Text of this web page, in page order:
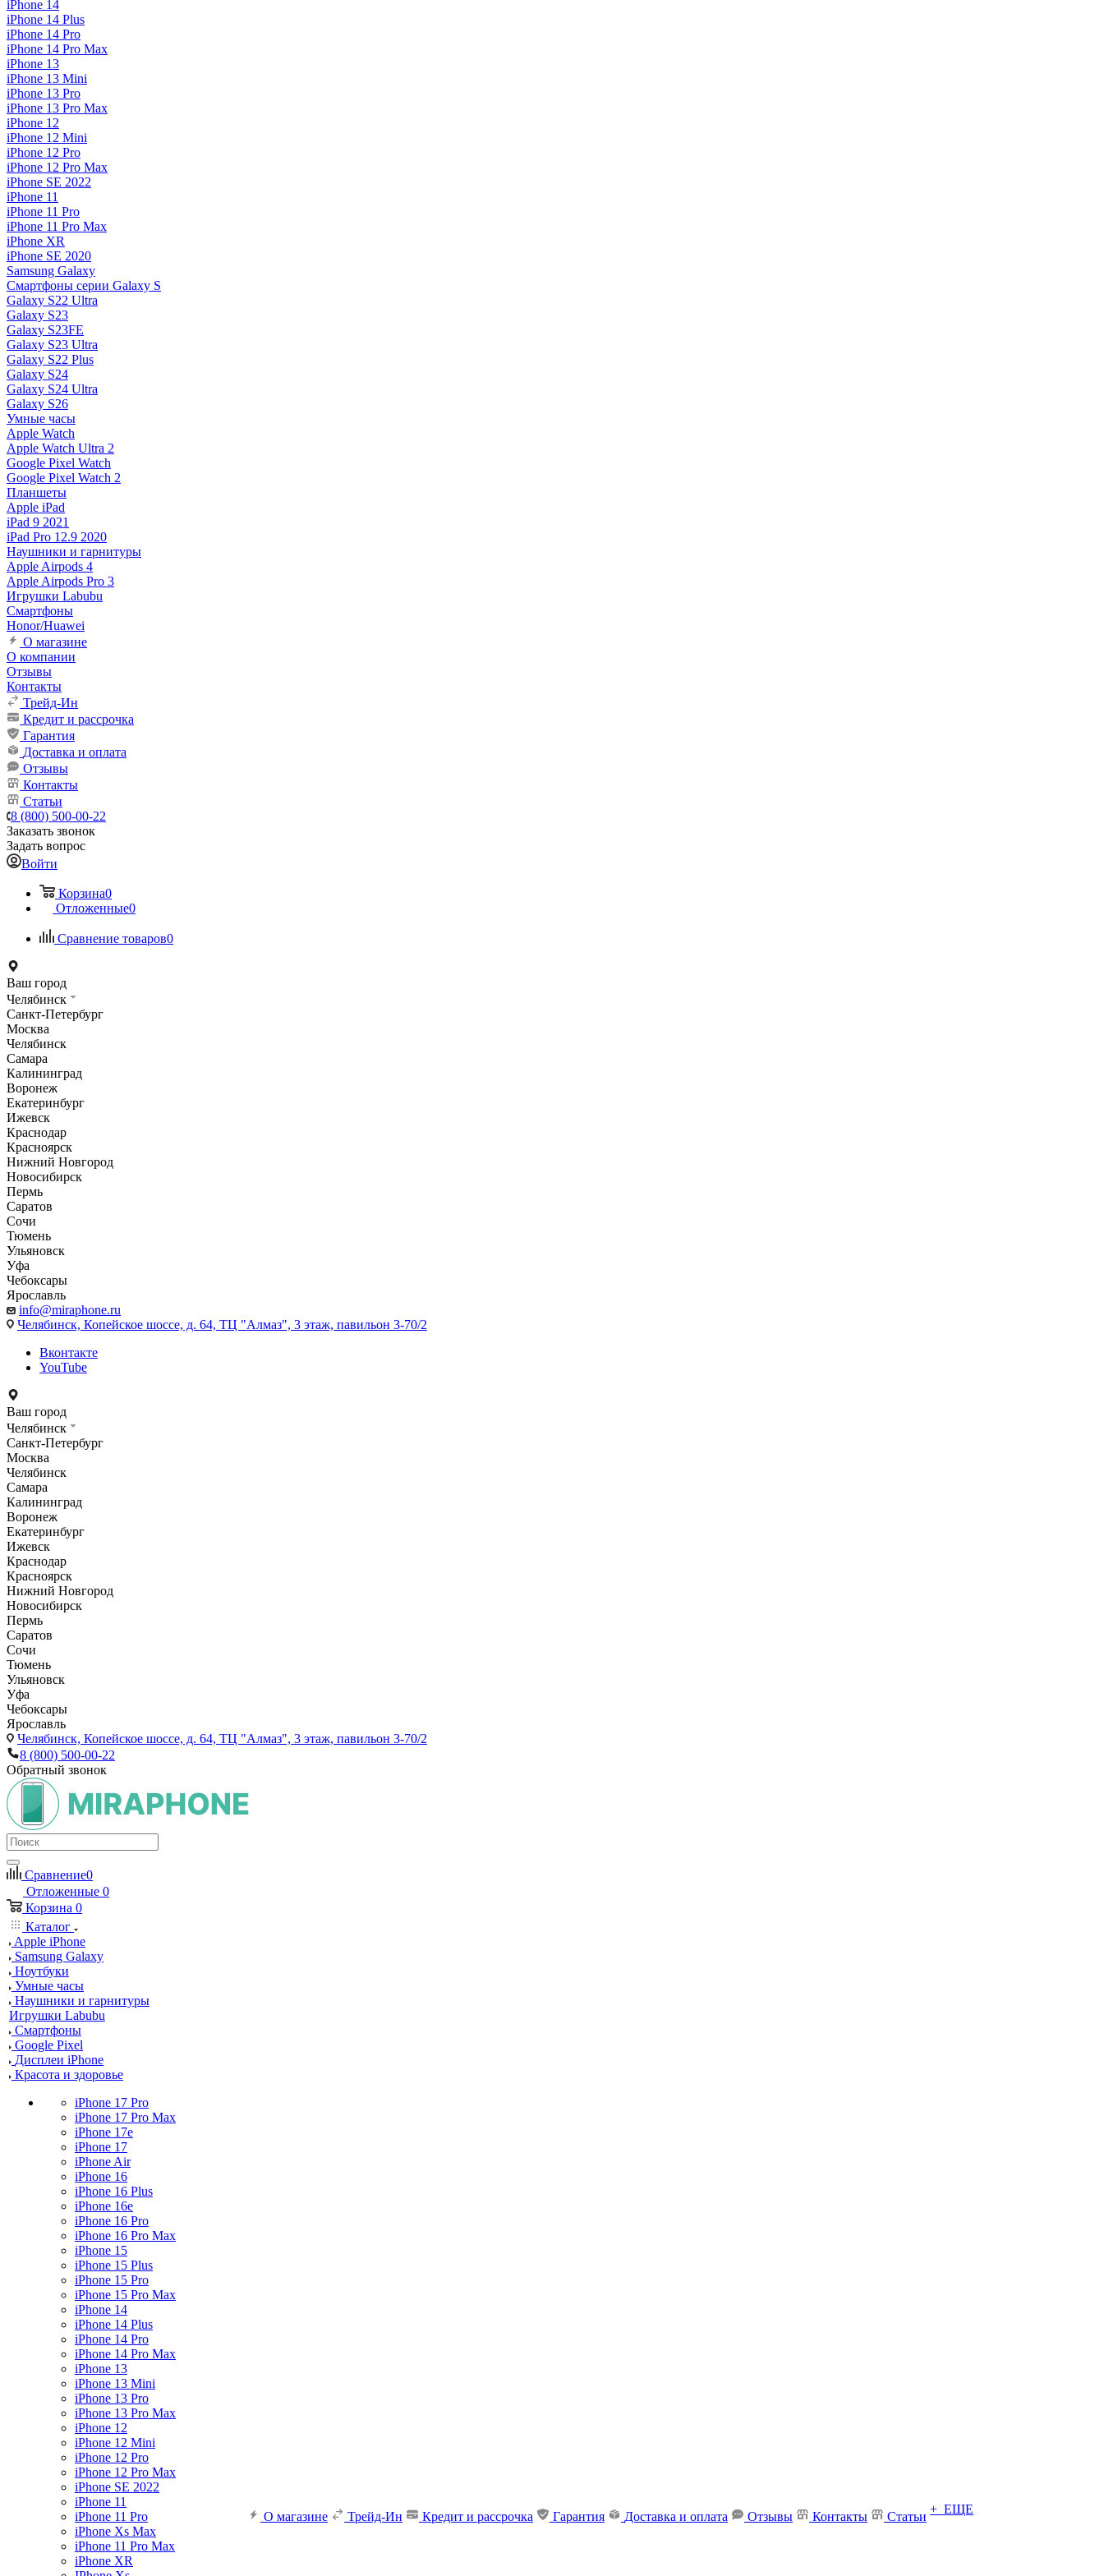
iPhone 14
iPhone 14 Plus
iPhone 14 Pro
iPhone 14 Pro Max
iPhone 13
iPhone 13 Mini
iPhone 13 Pro
iPhone 13 Pro Max
iPhone 12
iPhone 12 Mini
iPhone 12 Pro
iPhone 12 Pro Max
iPhone SE 2022
iPhone 11
iPhone 11 Pro
iPhone 11 Pro Max
iPhone XR
iPhone SE 2020
Samsung Galaxy
Смартфоны серии Galaxy S
Galaxy S22 Ultra
Galaxy S23
Galaxy S23FE
Galaxy S23 Ultra
Galaxy S22 Plus
Galaxy S24
Galaxy S24 Ultra
Galaxy S26
Умные часы
Apple Watch
Apple Watch Ultra 2
Google Pixel Watch
Google Pixel Watch 2
Планшеты
Apple iPad
iPad 9 2021
iPad Pro 12.9 2020
Наушники и гарнитуры
Apple Airpods 4
Apple Airpods Pro 3
Игрушки Labubu
Смартфоны
Honor/Huawei
О магазине
О компании
Отзывы
Контакты
Трейд-Ин
Кредит и рассрочка
Гарантия
Доставка и оплата
Отзывы
Контакты
Статьи
8 (800) 500-00-22
Заказать звонок
Задать вопрос
Войти
Корзина0
Отложенные0
Сравнение товаров0
Ваш город
Челябинск
Санкт-Петербург
Москва
Челябинск
Самара
Калининград
Воронеж
Екатеринбург
Ижевск
Краснодар
Красноярск
Нижний Новгород
Новосибирск
Пермь
Саратов
Сочи
Тюмень
Ульяновск
Уфа
Чебоксары
Ярославль
info@miraphone.ru
Челябинск, Копейское шоссе, д. 64, ТЦ "Алмаз", 3 этаж, павильон 3-70/2
Вконтакте
YouTube
Ваш город
Челябинск
Санкт-Петербург
Москва
Челябинск
Самара
Калининград
Воронеж
Екатеринбург
Ижевск
Краснодар
Красноярск
Нижний Новгород
Новосибирск
Пермь
Саратов
Сочи
Тюмень
Ульяновск
Уфа
Чебоксары
Ярославль
Челябинск, Копейское шоссе, д. 64, ТЦ "Алмаз", 3 этаж, павильон 3-70/2
8 (800) 500-00-22
Обратный звонок
Сравнение0
Отложенные 0
Корзина 0
Каталог
Apple iPhone
Samsung Galaxy
Ноутбуки
Умные часы
Наушники и гарнитуры
Игрушки Labubu
Смартфоны
Google Pixel
Дисплеи iPhone
Красота и здоровье
iPhone 17 Pro
iPhone 17 Pro Max
iPhone 17e
iPhone 17
iPhone Air
iPhone 16
iPhone 16 Plus
iPhone 16e
iPhone 16 Pro
iPhone 16 Pro Max
iPhone 15
iPhone 15 Plus
iPhone 15 Pro
iPhone 15 Pro Max
iPhone 14
iPhone 14 Plus
iPhone 14 Pro
iPhone 14 Pro Max
iPhone 13
iPhone 13 Mini
iPhone 13 Pro
iPhone 13 Pro Max
iPhone 12
iPhone 12 Mini
iPhone 12 Pro
iPhone 12 Pro Max
iPhone SE 2022
iPhone 11
iPhone 11 Pro
iPhone Xs Max
iPhone 11 Pro Max
iPhone XR
О магазине Трейд-Ин Кредит и рассрочка Гарантия Доставка и оплата Отзывы Контакты Статьи
+ ЕЩЕ